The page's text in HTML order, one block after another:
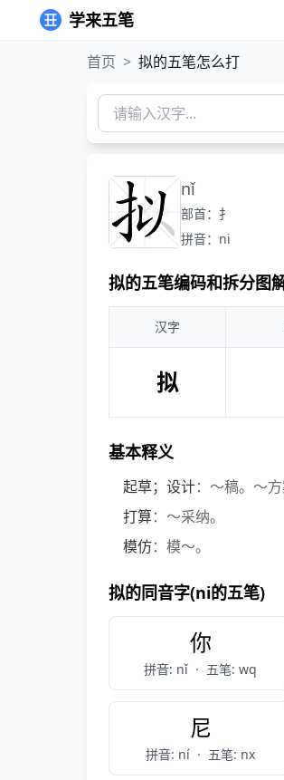
学来五笔
首页 > 拟的五笔怎么打
nǐ
部首：扌
拼音：ni
拟的五笔编码和拆分图
汉字
拟
基本释义
起草；设计：～稿。～方
打算：～采纳。
模仿：模～。
拟的同音字(ni的五笔)
你
拼音: nǐ · 五笔: wq
尼
拼音: ní · 五笔: nx